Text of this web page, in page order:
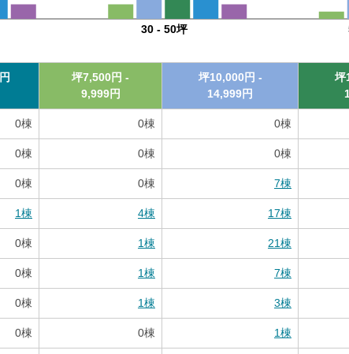
30 - 50坪
円
坪7,500円 -
9,999円
坪10,000 円 -
14,999円
坪
0棟 0棟 0棟
0棟 0棟 0棟
0棟 0棟 7棟
1棟 4棟 17棟
0棟 1棟 21棟
0棟 1棟 7棟
0棟 1棟 3棟
0棟 0棟 1棟